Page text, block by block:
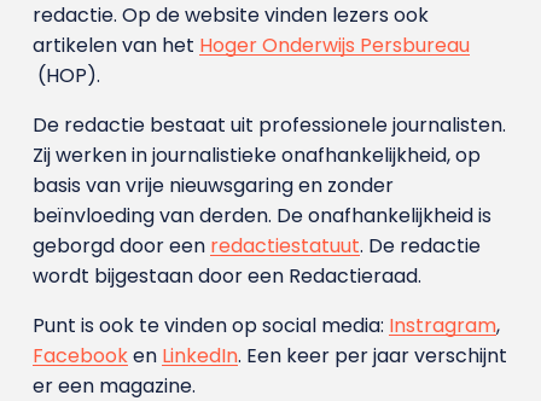
redactie. Op de website vinden lezers ook
artikelen van het Hoger Onderwijs Persbureau
(HOP).
De redactie bestaat uit professionele journalisten.
Zij werken in journalistieke onafhankelijkheid, op
basis van vrije nieuwsgaring en zonder
beïnvloeding van derden. De onafhankelijkheid is
geborgd door een redactiestatuut. De redactie
wordt bijgestaan door een Redactieraad.
Punt is ook te vinden op social media: Instragram,
Facebooken LinkedIn. Een keer per jaar verschijnt
er een magazine.